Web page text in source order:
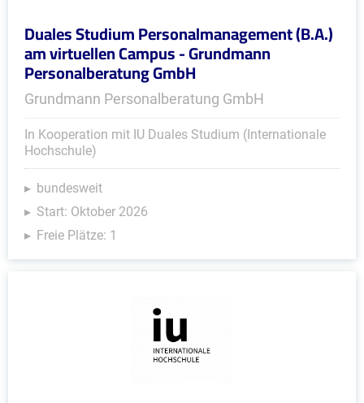
Duales Studium Personalmanagement (B.A.)
am virtuellen Campus - Grundmann
Personalberatung GmbH
Grundmann Personalberatung GmbH
In Kooperation mit IU Duales Studium (Internationale
Hochschule)
bundesweit
Start: Oktober 2026
Freie Plätze: 1